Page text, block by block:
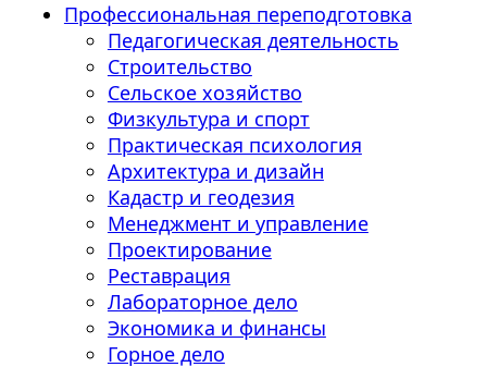
Профессиональная переподготовка
Педагогическая деятельность
Строительство
Сельское хозяйство
Физкультура и спорт
Практическая психология
Архитектура и дизайн
Кадастр и геодезия
Менеджмент и управление
Проектирование
Реставрация
Лабораторное дело
Экономика и финансы
Горное дело